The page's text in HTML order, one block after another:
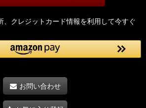
、クレジットカード情報を利用して今すぐ
お問い合わせ